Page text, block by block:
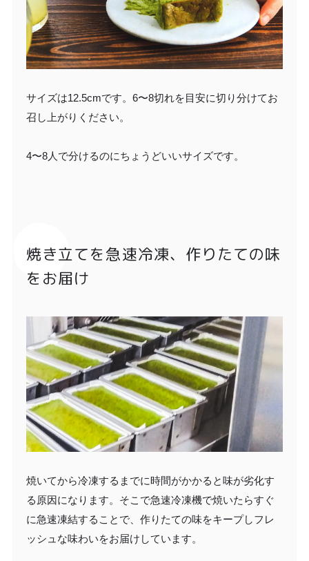
サイズは12.5cmです。6〜8切れを目安に切り分けてお
召し上がりください。
4〜8人で分けるのにちょうどいいサイズです。
焼き立てを急速冷凍、作りたての味
をお届け
焼いてから冷凍するまでに時間がかかると味が劣化す
る原因になります。そこで急速冷凍機で焼いたらすぐ
に急速凍結することで、作りたての味をキープしフレ
ッシュな味わいをお届けしています。